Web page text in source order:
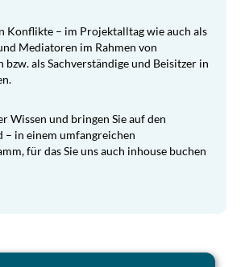
Konflikte – im Projektalltag wie auch als
Mediatoren im Rahmen von
bzw. als Sachverständige und Beisitzer in
Wissen und bringen Sie auf den
– in einem umfangreichen
für das Sie uns auch inhouse buchen